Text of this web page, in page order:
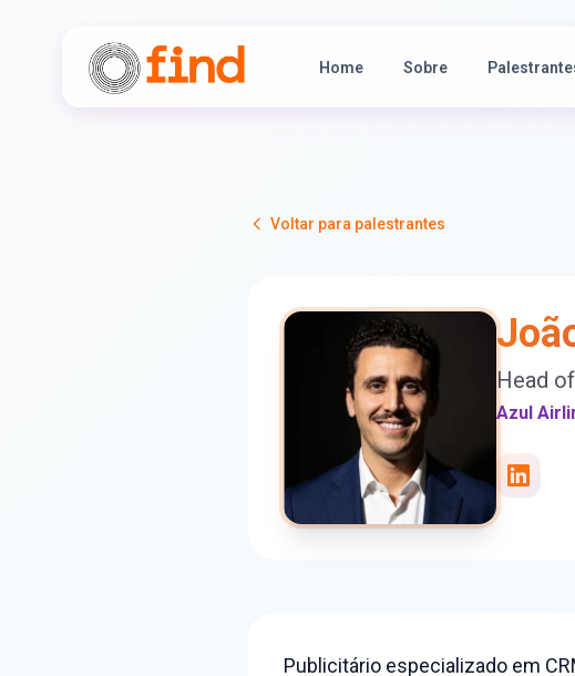
Home Sobre
Voltar para palestrantes
Head
Azul
Publicitário especializado em